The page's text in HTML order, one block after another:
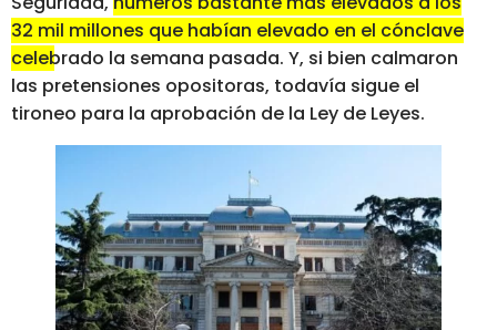
32 mil millones que habían elevado en el cónclave
celebrado la semana pasada. Y, si bien calmaron
las pretensiones opositoras, todavía sigue el
tironeo para la aprobación de la Ley de Leyes.